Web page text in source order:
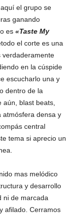
el grupo se
ganando
es «Taste My
el corte es una
verdaderamente
en la cúspide
escucharlo una y
dentro de la
blast beats,
atmósfera densa y
central
tema si aprecio un
mas melódico
y desarrollo
ni de marcada
afilado. Cerramos